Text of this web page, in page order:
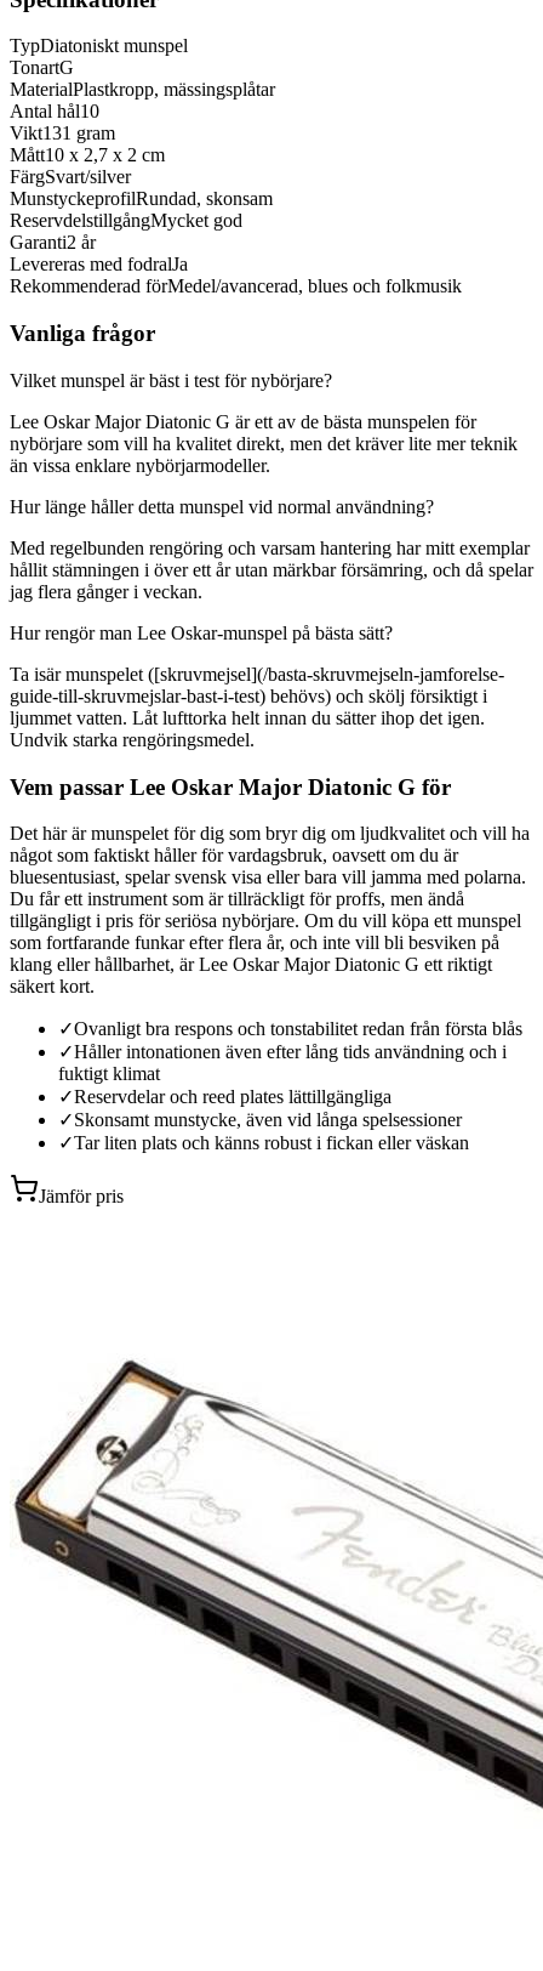
TypDiatoniskt munspel
TonartG
MaterialPlastkropp, mässingsplåtar
Antal hål10
Vikt131 gram
Mått10 x 2,7 x 2 cm
FärgSvart/silver
MunstyckeprofilRundad, skonsam
ReservdelstillgångMycket god
Garanti2 år
Levereras med fodralJa
Rekommenderad förMedel/avancerad, blues och folkmusik
Vanliga frågor
Vilket munspel är bäst i test för nybörjare?
Lee Oskar Major Diatonic G är ett av de bästa munspelen för
nybörjare som vill ha kvalitet direkt, men det kräver lite mer teknik
än vissa enklare nybörjarmodeller.
Hur länge håller detta munspel vid normal användning?
Med regelbunden rengöring och varsam hantering har mitt exemplar
hållit stämningen i över ett år utan märkbar försämring, och då spelar
jag flera gånger i veckan.
Hur rengör man Lee Oskar-munspel på bästa sätt?
Ta isär munspelet ([skruvmejsel](/basta-skruvmejseln-jamforelse-
guide-till-skruvmejslar-bast-i-test) behövs) och skölj försiktigt i
ljummet vatten. Låt lufttorka helt innan du sätter ihop det igen.
Undvik starka rengöringsmedel.
Vem passar Lee Oskar Major Diatonic G för
Det här är munspelet för dig som bryr dig om ljudkvalitet och vill ha
något som faktiskt håller för vardagsbruk, oavsett om du är
bluesentusiast, spelar svensk visa eller bara vill jamma med polarna.
Du får ett instrument som är tillräckligt för proffs, men ändå
tillgängligt i pris för seriösa nybörjare. Om du vill köpa ett munspel
som fortfarande funkar efter flera år, och inte vill bli besviken på
klang eller hållbarhet, är Lee Oskar Major Diatonic G ett riktigt
säkert kort.
✓Ovanligt bra respons och tonstabilitet redan från första blås
✓Håller intonationen även efter lång tids användning och i
fuktigt klimat
✓Reservdelar och reed plates lättillgängliga
✓Skonsamt munstycke, även vid långa spelsessioner
✓Tar liten plats och känns robust i fickan eller väskan
Jämför pris